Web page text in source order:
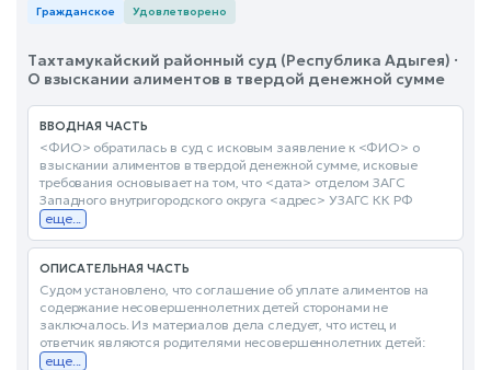
Гражданское Удовлетворено
Тахтамукайский районный суд (Республика Адыгея) ·
О взыскании алиментов в твердой денежной сумме
ВВОДНАЯ ЧАСТЬ
<ФИО> обратилась в суд с исковым заявление к <ФИО> о
взыскании алиментов в твердой денежной сумме, исковые
требования основывает на том, что <дата> отделом ЗАГС
Западного внутригородского округа <адрес> УЗАГС КК РФ
еще...
ОПИСАТЕЛЬНАЯ ЧАСТЬ
Судом установлено, что соглашение об уплате алиментов на
содержание несовершеннолетних детей сторонами не
заключалось. Из материалов дела следует, что истец и
ответчик являются родителями несовершеннолетних детей:
еще...